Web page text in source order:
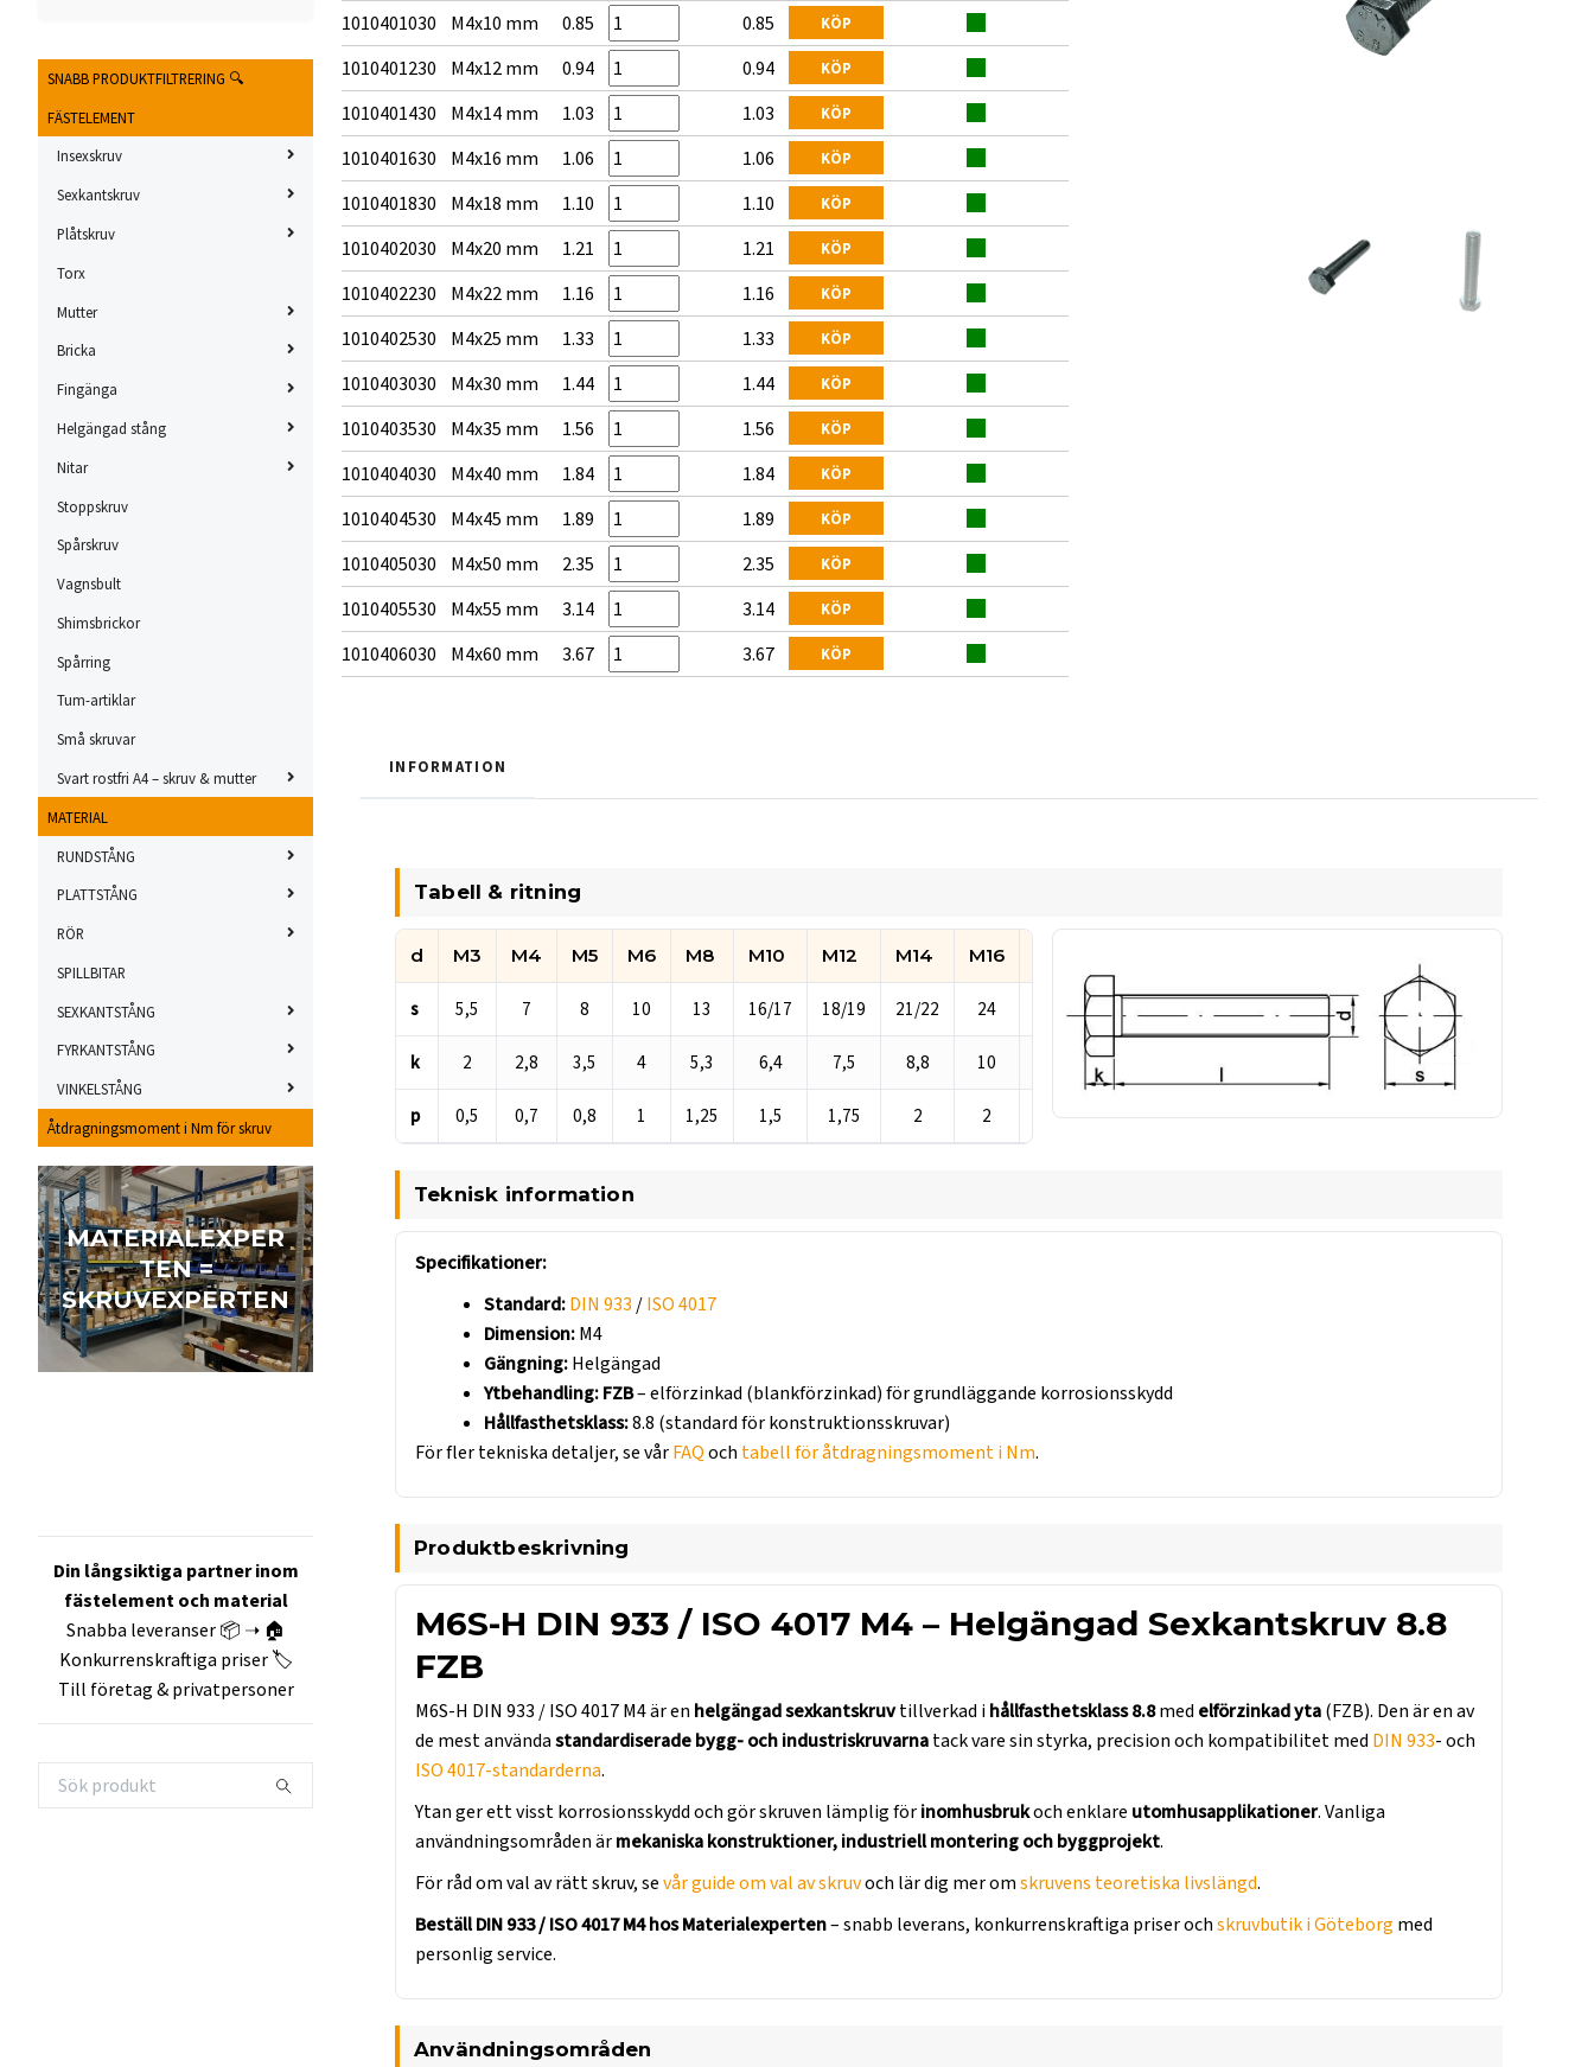
SNABB PRODUKTFILTRERING 🔍
FÄSTELEMENT
Insexskruv
Sexkantskruv
Plåtskruv
Torx
Mutter
Bricka
Fingänga
Helgängad stång
Nitar
Stoppskruv
Spårskruv
Vagnsbult
Shimsbrickor
Spårring
Tum-artiklar
Små skruvar
Svart rostfri A4 – skruv & mutter
MATERIAL
RUNDSTÅNG
PLATTSTÅNG
RÖR
SPILLBITAR
SEXKANTSTÅNG
FYRKANTSTÅNG
VINKELSTÅNG
Åtdragningsmoment i Nm för skruv
MATERIALEXPER
TEN =
SKRUVEXPERTEN
Din långsiktiga partner inom
fästelement och material
Snabba leveranser 📦 ➝ 🏠
Konkurrenskraftiga priser 🏷️
Till företag & privatpersoner
1010401030 M4x10 mm 0.85 0.85 KÖP
1010401230 M4x12 mm 0.94 0.94 KÖP
1010401430 M4x14 mm 1.03 1.03 KÖP
1010401630 M4x16 mm 1.06 1.06 KÖP
1010401830 M4x18 mm 1.10 1.10 KÖP
1010402030 M4x20 mm 1.21 1.21 KÖP
1010402230 M4x22 mm 1.16 1.16 KÖP
1010402530 M4x25 mm 1.33 1.33 KÖP
1010403030 M4x30 mm 1.44 1.44 KÖP
1010403530 M4x35 mm 1.56 1.56 KÖP
1010404030 M4x40 mm 1.84 1.84 KÖP
1010404530 M4x45 mm 1.89 1.89 KÖP
1010405030 M4x50 mm 2.35 2.35 KÖP
1010405530 M4x55 mm 3.14 3.14 KÖP
1010406030 M4x60 mm 3.67 3.67 KÖP
INFORMATION
Tabell & ritning
d M3 M4 M5 M6 M8 M10 M12 M14 M16
s 5,5 7 8 10 13 16/17 18/19 21/22 24 30 32/34 36 41 46
k 2 2,8 3,5 4 5,3 6,4 7,5 8,8 10 13 19
p 0,5 0,7 0,8 1 1,25 1,5 1,75 2 2 2,5 2,5 2,5 3 3 3,5
Teknisk information
Specifikationer:
Standard:DIN 933 /ISO 4017
Dimension:M4
Gängning:Helgängad
Ytbehandling:FZB– elförzinkad (blankförzinkad) för grundläggande korrosionsskydd
Hållfasthetsklass:8.8 (standard för konstruktionsskruvar)
För fler tekniska detaljer, se vårFAQoch tabell för åtdragningsmoment i Nm.
Produktbeskrivning
M6S-H DIN 933 / ISO 4017 M4 – Helgängad Sexkantskruv 8.8
FZB
M6S-H DIN 933 / ISO 4017 M4 är en helgängad sexkantskruvtillverkad ihållfasthetsklass 8.8med elförzinkad yta(FZB). Den är en av
de mest användastandardiserade bygg- och industriskruvarnatack vare sin styrka, precision och kompatibilitet med DIN 933- och
ISO 4017-standarderna.
Ytan ger ett visst korrosionsskydd och gör skruven lämplig förinomhusbrukoch enklare utomhusapplikationer. Vanliga
användningsområden ärmekaniska konstruktioner, industriell montering och byggprojekt.
För råd om val av rätt skruv, sevår guide om val av skruvoch lär dig mer omskruvens teoretiska livslängd.
Beställ DIN 933 / ISO 4017 M4 hos Materialexperten– snabb leverans, konkurrenskraftiga priser ochskruvbutik i Göteborg med
personlig service.
Användningsområden